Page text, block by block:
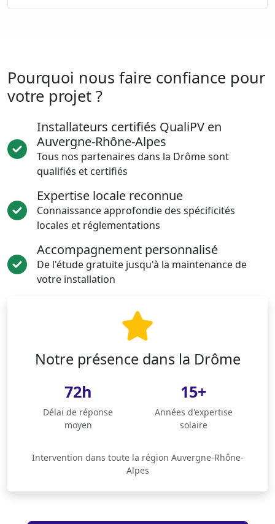
Pourquoi nous faire confiance pour
votre projet ?
Installateurs certifiés QualiPV en
Auvergne-Rhône-Alpes
Tous nos partenaires dans la Drôme sont
qualifiés et certifiés
Expertise locale reconnue
Connaissance approfondie des spécificités
locales et réglementations
Accompagnement personnalisé
De l'étude gratuite jusqu'à la maintenance de
votre installation
Notre présence dans la Drôme
72h
Délai de réponse
moyen
15+
Années d'expertise
solaire
Intervention dans toute la région Auvergne-Rhône-
Alpes